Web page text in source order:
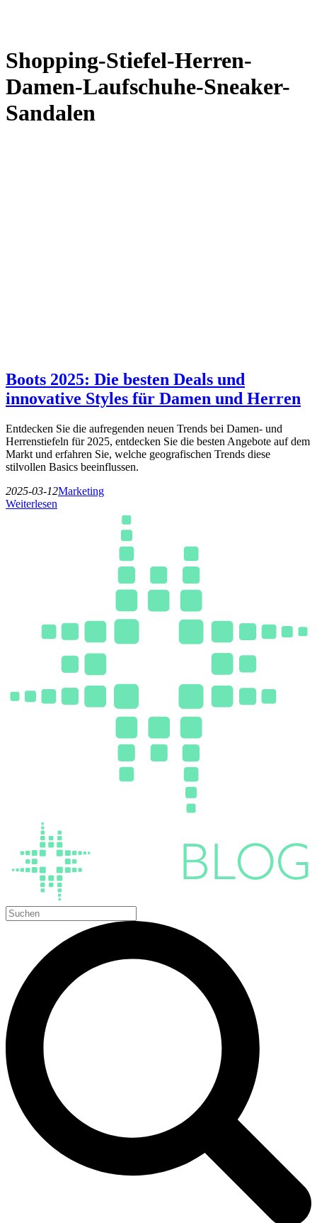
Shopping-Stiefel-Herren-
Damen-Laufschuhe-Sneaker-
Sandalen
Boots 2025: Die besten Deals und
innovative Styles für Damen und Herren
Entdecken Sie die aufregenden neuen Trends bei Damen- und
Herrenstiefeln für 2025, entdecken Sie die besten Angebote auf dem
Markt und erfahren Sie, welche geografischen Trends diese
stilvollen Basics beeinflussen.
2025-03-12Marketing
Weiterlesen